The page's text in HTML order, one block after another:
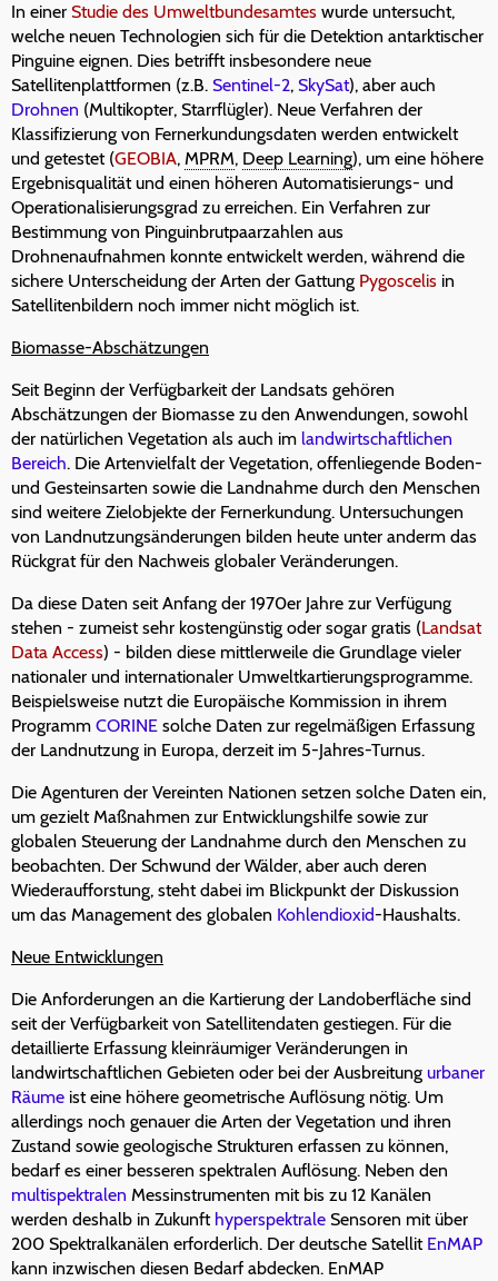
In einer Studie des Umweltbundesamtes wurde untersucht,
welche neuen Technologien sich für die Detektion antarktischer
Pinguine eignen. Dies betrifft insbesondere neue
Satellitenplattformen (z.B. Sentinel-2, SkySat), aber auch
Drohnen (Multikopter, Starrflügler). Neue Verfahren der
Klassifizierung von Fernerkundungsdaten werden entwickelt
und getestet (GEOBIA, MPRM, Deep Learning), um eine höhere
Ergebnisqualität und einen höheren Automatisierungs- und
Operationalisierungsgrad zu erreichen. Ein Verfahren zur
Bestimmung von Pinguinbrutpaarzahlen aus
Drohnenaufnahmen konnte entwickelt werden, während die
sichere Unterscheidung der Arten der Gattung Pygoscelis in
Satellitenbildern noch immer nicht möglich ist.
Biomasse-Abschätzungen
Seit Beginn der Verfügbarkeit der Landsats gehören
Abschätzungen der Biomasse zu den Anwendungen, sowohl
der natürlichen Vegetation als auch im landwirtschaftlichen
Bereich. Die Artenvielfalt der Vegetation, offenliegende Boden-
und Gesteinsarten sowie die Landnahme durch den Menschen
sind weitere Zielobjekte der Fernerkundung. Untersuchungen
von Landnutzungsänderungen bilden heute unter anderm das
Rückgrat für den Nachweis globaler Veränderungen.
Da diese Daten seit Anfang der 1970er Jahre zur Verfügung
stehen - zumeist sehr kostengünstig oder sogar gratis (Landsat
Data Access) - bilden diese mittlerweile die Grundlage vieler
nationaler und internationaler Umweltkartierungsprogramme.
Beispielsweise nutzt die Europäische Kommission in ihrem
Programm CORINE solche Daten zur regelmäßigen Erfassung
der Landnutzung in Europa, derzeit im 5-Jahres-Turnus.
Die Agenturen der Vereinten Nationen setzen solche Daten ein,
um gezielt Maßnahmen zur Entwicklungshilfe sowie zur
globalen Steuerung der Landnahme durch den Menschen zu
beobachten. Der Schwund der Wälder, aber auch deren
Wiederaufforstung, steht dabei im Blickpunkt der Diskussion
um das Management des globalen Kohlendioxid-Haushalts.
Neue Entwicklungen
Die Anforderungen an die Kartierung der Landoberfläche sind
seit der Verfügbarkeit von Satellitendaten gestiegen. Für die
detaillierte Erfassung kleinräumiger Veränderungen in
landwirtschaftlichen Gebieten oder bei der Ausbreitung urbaner
Räume ist eine höhere geometrische Auflösung nötig. Um
allerdings noch genauer die Arten der Vegetation und ihren
Zustand sowie geologische Strukturen erfassen zu können,
bedarf es einer besseren spektralen Auflösung. Neben den
multispektralen Messinstrumenten mit bis zu 12 Kanälen
werden deshalb in Zukunft hyperspektrale Sensoren mit über
200 Spektralkanälen erforderlich. Der deutsche Satellit EnMAP
kann inzwischen diesen Bedarf abdecken. EnMAP